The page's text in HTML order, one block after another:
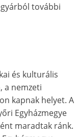
további
és kulturális
a nemzeti
kapnak helyet. A
Egyházmegye
maradtak ránk.